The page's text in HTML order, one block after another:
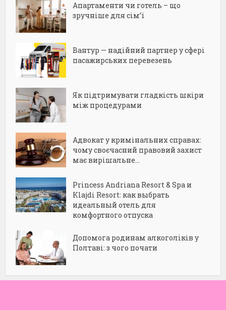
Апартаменти чи готель – що
зручніше для сім’ї
Вантур — надійний партнер у сфері
пасажирських перевезень
Як підтримувати гладкість шкіри
між процедурами
Адвокат у кримінальних справах:
чому своєчасний правовий захист
має вирішальне...
Princess Andriana Resort & Spa и
Klajdi Resort: как выбрать
идеальный отель для
комфортного отпуска
Допомога родинам алкоголіків у
Полтаві: з чого почати